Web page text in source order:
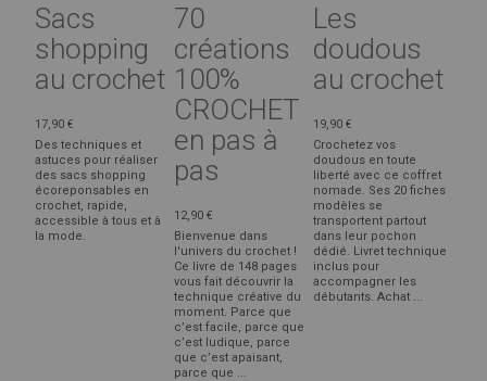
Sacs
shopping
au crochet
17,90 €
Des techniques et
astuces pour réaliser
des sacs shopping
écoreponsables en
crochet, rapide,
accessible à tous et à
la mode.
70
créations
100%
CROCHET
en pas à
pas
12,90 €
Bienvenue dans
l'univers du crochet !
Ce livre de 148 pages
vous fait découvrir la
technique créative du
moment. Parce que
c’est facile, parce que
c’est ludique, parce
que c’est apaisant,
parce que ...
Les
doudous
au crochet
19,90 €
Crochetez vos
doudous en toute
liberté avec ce coffret
nomade. Ses 20 fiches
modèles se
transportent partout
dans leur pochon
dédié. Livret technique
inclus pour
accompagner les
débutants. Achat ...